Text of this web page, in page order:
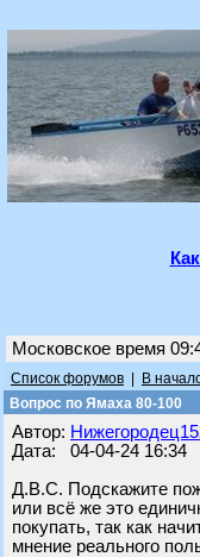
Московское время
Список форумов В
Вопрос по Ямаха 80-100
Автор:
Дата: 04-04-24 16:34
Д.В.С. Подскажите
или всё же это
покупать, так как
мнение реального